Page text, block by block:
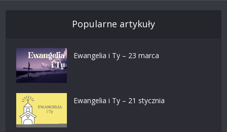
Popularne artykuły
Ewangelia i Ty – 23 marca
Ewangelia i Ty – 21 stycznia